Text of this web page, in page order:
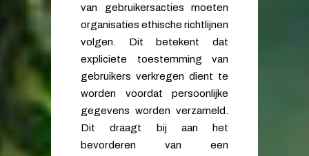
van gebruikersacties moeten
organisaties ethische richtlijnen
volgen. Dit betekent dat
expliciete toestemming van
gebruikers verkregen dient te
worden voordat persoonlijke
gegevens worden verzameld.
Dit draagt bij aan het
bevorderen van een